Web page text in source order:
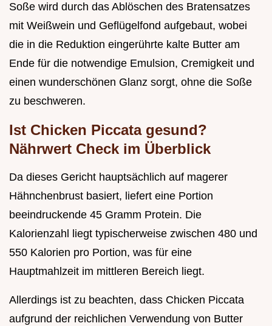
Soße wird durch das Ablöschen des Bratensatzes
mit Weißwein und Geflügelfond aufgebaut, wobei
die in die Reduktion eingerührte kalte Butter am
Ende für die notwendige Emulsion, Cremigkeit und
einen wunderschönen Glanz sorgt, ohne die Soße
zu beschweren.
Ist Chicken Piccata gesund?
Nährwert Check im Überblick
Da dieses Gericht hauptsächlich auf magerer
Hähnchenbrust basiert, liefert eine Portion
beeindruckende 45 Gramm Protein. Die
Kalorienzahl liegt typischerweise zwischen 480 und
550 Kalorien pro Portion, was für eine
Hauptmahlzeit im mittleren Bereich liegt.
Allerdings ist zu beachten, dass Chicken Piccata
aufgrund der reichlichen Verwendung von Butter